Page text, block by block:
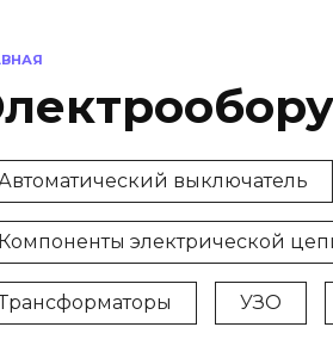
выключатель
Компоненты электрической
УЗО